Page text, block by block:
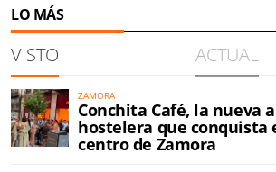
LO MÁS
VISTO ACTUAL
ZAMORA
Conchita Café, la nueva
hostelera que conquista
centro de Zamora